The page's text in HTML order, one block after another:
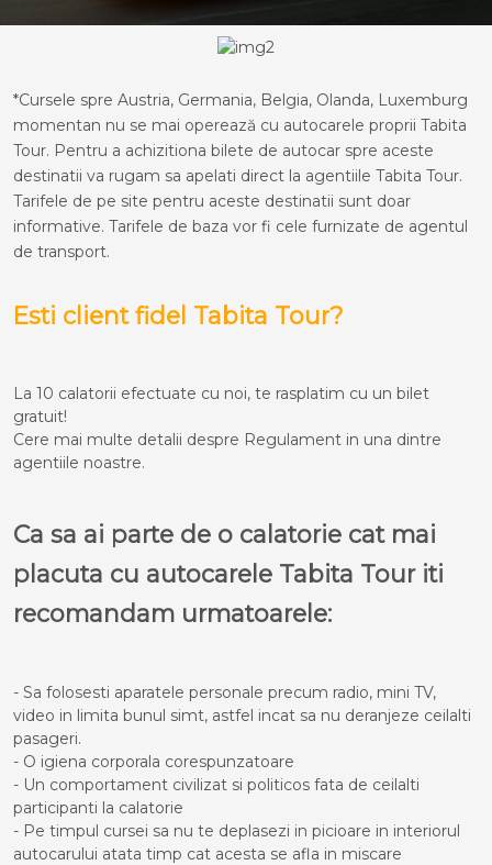
*Cursele spre Austria, Germania, Belgia, Olanda, Luxemburg
momentan nu se mai operează cu autocarele proprii Tabita
Tour. Pentru a achizitiona bilete de autocar spre aceste
destinatii va rugam sa apelati direct la agentiile Tabita Tour.
Tarifele de pe site pentru aceste destinatii sunt doar
informative. Tarifele de baza vor fi cele furnizate de agentul
de transport.
Esti client fidel Tabita Tour?
La 10 calatorii efectuate cu noi, te rasplatim cu un bilet
gratuit!
Cere mai multe detalii despre Regulament in una dintre
agentiile noastre.
Ca sa ai parte de o calatorie cat mai
placuta cu autocarele Tabita Tour iti
recomandam urmatoarele:
- Sa folosesti aparatele personale precum radio, mini TV,
video in limita bunul simt, astfel incat sa nu deranjeze ceilalti
pasageri.
- O igiena corporala corespunzatoare
- Un comportament civilizat si politicos fata de ceilalti
participanti la calatorie
- Pe timpul cursei sa nu te deplasezi in picioare in interiorul
autocarului atata timp cat acesta se afla in miscare